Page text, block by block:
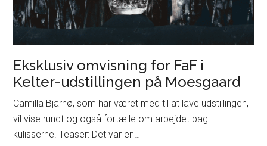
Eksklusiv omvisning for FaF i
Kelter-udstillingen på Moesgaard
Camilla Bjarnø, som har været med til at lave udstillingen,
vil vise rundt og også fortælle om arbejdet bag
kulisserne. Teaser: Det var en…